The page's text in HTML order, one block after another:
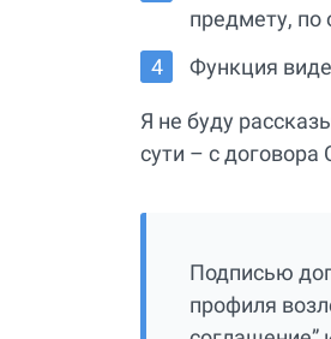
предмету, по
Функция
Я не буду
сути – с
Подписью
профиля